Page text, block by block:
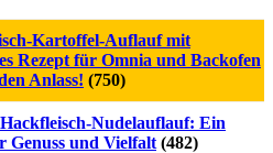
Kartoffel-Auflauf mit
Rezept für Omnia und Backofen
Anlass! (750)
Nudelauflauf: Ein
Genuss und Vielfalt (482)